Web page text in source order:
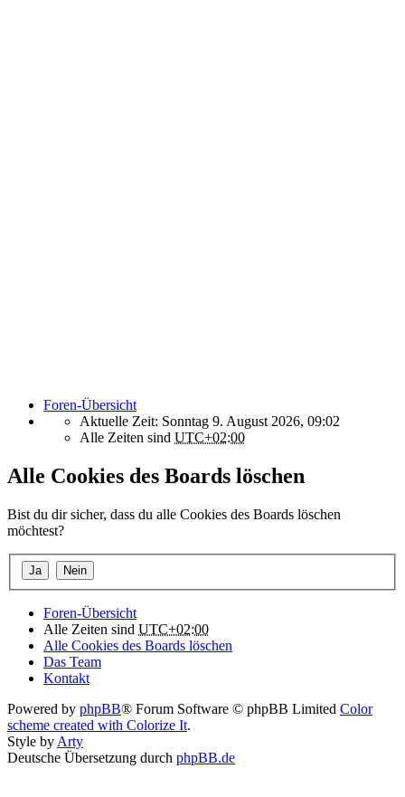
Foren-Übersicht
Aktuelle Zeit: Sonntag 9. August 2026, 09:02
Alle Zeiten sind UTC+02:00
Alle Cookies des Boards löschen
Bist du dir sicher, dass du alle Cookies des Boards löschen
möchtest?
Foren-Übersicht
Alle Zeiten sind UTC+02:00
Alle Cookies des Boards löschen
Das Team
Kontakt
Powered by phpBB® Forum Software © phpBB Limited Color
scheme created with Colorize It.
Style by Arty
Deutsche Übersetzung durch phpBB.de